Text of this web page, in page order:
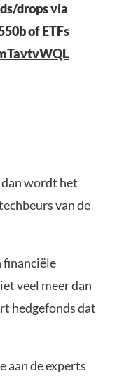
drops via
of ETFs
wordt het
van de
financiële
veel meer dan
hedgefonds dat
aan de experts